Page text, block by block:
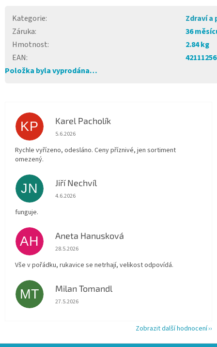
Kategorie:
Zdraví a
Záruka:
36
Hmotnost:
2.84 kg
EAN:
Položka byla vyprodána…
KP Karel Pacholík
Hodnocení obchodu je 4 z 5 hvězdiček.
5.6.2026
Rychle vyřízeno, odesláno. Ceny příznivé, jen sortiment
omezený.
JN Jiří Nechvíl
Hodnocení obchodu je 5 z 5 hvězdiček.
4.6.2026
funguje.
AH Aneta Hanusková
Hodnocení obchodu je 5 z 5 hvězdiček.
28.5.2026
Vše v pořádku, rukavice se netrhají, velikost odpovídá.
MT Milan Tomandl
Hodnocení obchodu je 5 z 5 hvězdiček.
27.5.2026
Zobrazit další hodnocení